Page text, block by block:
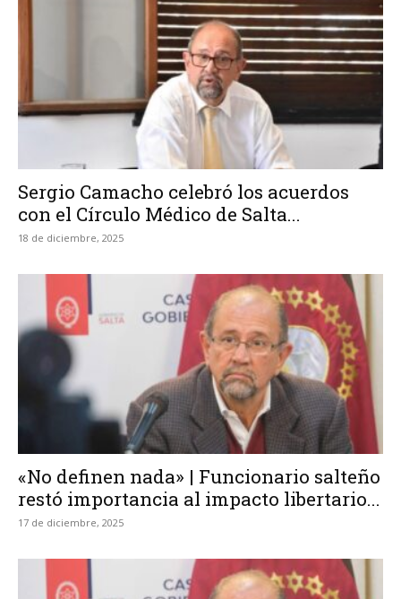
Sergio Camacho celebró los acuerdos
con el Círculo Médico de Salta...
18 de diciembre, 2025
«No definen nada» | Funcionario salteño
restó importancia al impacto libertario...
17 de diciembre, 2025